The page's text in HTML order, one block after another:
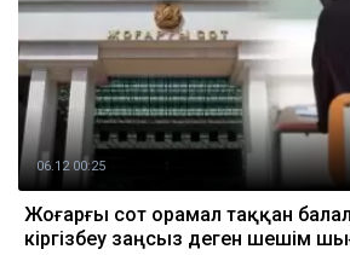
06.12 00:25
Жоғарғы сот орамал таққан
кіргізбеу заңсыз деген шешім